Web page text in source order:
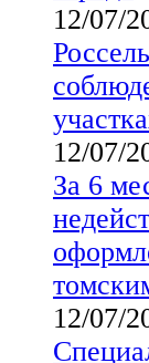
12/07/
12/07/
За 6
12/07/